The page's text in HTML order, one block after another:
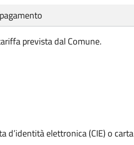
prevista dal Comune.
d’identità elettronica (CIE) o carta